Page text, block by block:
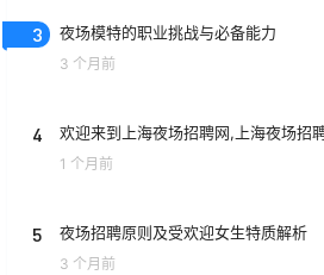
3 夜场模特的职业挑战与必备能力
3 个月前
4 欢迎来到上海夜场招聘网,上海夜场招
1 个月前
5 夜场招聘原则及受欢迎女生特质解析
3 个月前